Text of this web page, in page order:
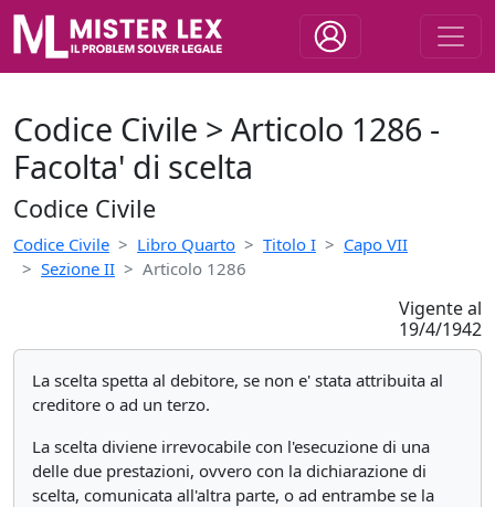
Codice Civile > Articolo 1286 -
Facolta' di scelta
Codice Civile
Codice Civile Libro Quarto Titolo I
Capo VII
Sezione II
Articolo 1286
Vigente al
19/4/1942
La scelta spetta al debitore, se non e' stata attribuita al
creditore o ad un terzo.
La scelta diviene irrevocabile con l'esecuzione di una
delle due prestazioni, ovvero con la dichiarazione di
scelta, comunicata all'altra parte, o ad entrambe se la